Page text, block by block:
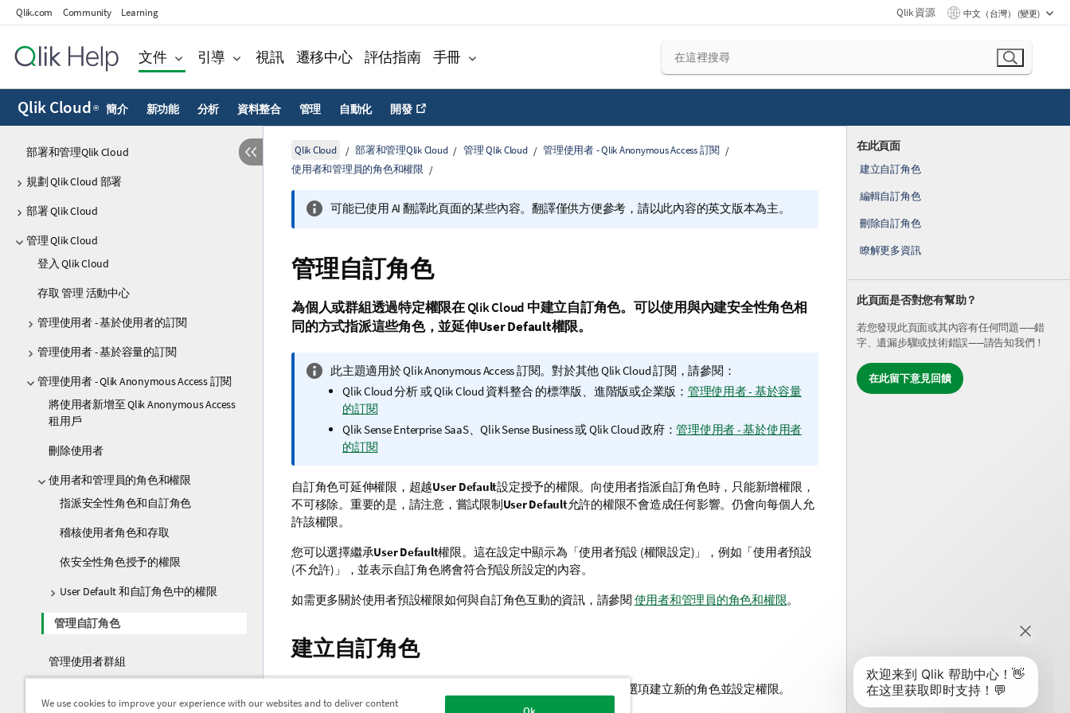
Qlik.com Community Learning Qlik 資源 中文（台灣） (變更)
文件 引導 視訊 遷移中心 評估指南 手冊
Qlik Cloud ® 簡介 新功能 分析 資料整合 管理 自動化 開發
部署和管理Qlik Cloud
規劃 Qlik Cloud 部署
部署 Qlik Cloud
管理 Qlik Cloud
登入 Qlik Cloud
存取 管理 活動中心
管理使用者 - 基於使用者的訂閱
管理使用者 - 基於容量的訂閱
管理使用者 - Qlik Anonymous Access 訂閱
將使用者新增至 Qlik Anonymous Access
租用戶
刪除使用者
使用者和管理員的角色和權限
指派安全性角色和自訂角色
稽核使用者角色和存取
依安全性角色授予的權限
User Default 和自訂角色中的權限
管理自訂角色
管理使用者群組
管理資源
在此頁面
建立自訂角色
編輯自訂角色
刪除自訂角色
瞭解更多資訊
此頁面是否對您有幫助？
若您發現此頁面或其內容有任何問題——錯
字、遺漏步驟或技術錯誤——請告知我們！
在此留下意見回饋
Qlik Cloud 部署和管理Qlik Cloud 管理 Qlik Cloud
管理使用者 - Qlik Anonymous Access 訂閱
使用者和管理員的角色和權限
可能已使用 AI 翻譯此頁面的某些內容。翻譯僅供方便參考，請以此內容的英文版本為主。
管理自訂角色
為個人或群組透過特定權限在Qlik Cloud 中建立自訂角色。可以使用與內建安全性角色相
同的方式指派這些角色，並延伸User Default權限。
資
訊
此主題適用於Qlik Anonymous Access訂閱。對於其他Qlik Cloud訂閱，請參閱：
Qlik Cloud 分析或Qlik Cloud 資料整合 的標準版、進階版或企業版： 管理使用者 - 基於容量
的訂閱
Qlik Sense Enterprise SaaS、Qlik Sense Business或Qlik Cloud 政府：管理使用者 - 基於使用者
的訂閱
自訂角色可延伸權限，超越User Default設定授予的權限。向使用者指派自訂角色時，只能新增權限，
不可移除。重要的是，請注意，嘗試限制User Default允許的權限不會造成任何影響。仍會向每個人允
許該權限。
您可以選擇繼承User Default權限。這在設定中顯示為「使用者預設 (權限設定)」，例如「使用者預設
(不允許)」，並表示自訂角色將會符合預設所設定的內容。
如需更多關於使用者預設權限如何與自訂角色互動的資訊，請參閱 使用者和管理員的角色和權限。
建立自訂角色
中描述的選項建立新的角色並設定權限。
We use cookies to improve your experience with our websites and to deliver content